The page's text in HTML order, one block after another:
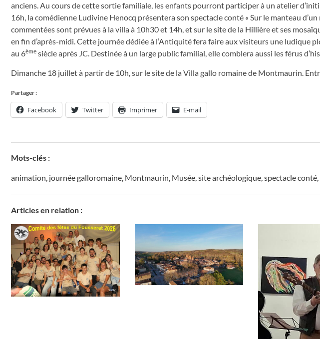
anciens. Au cours de cette sortie familiale, les enfants pourront participer à un atelier
16h, la comédienne Ludivine Henocq présentera son spectacle conté « Sur le manteau
commentées sont prévues à la villa à 10h30 et 14h, et sur le site de la Hillière et ses
en fin d’après-midi. Cette journée dédiée à l’Antiquité fera faire aux visiteurs une ludique
au 6ème siècle après JC. Destinée à un large public familial, elle comblera aussi les férus
Dimanche 18 juillet à partir de 10h, sur le site de la Villa gallo romaine de Montmaurin.
Partager :
Facebook Twitter Imprimer E-mail
Mots-clés :
animation, journée galloromaine, Montmaurin, Musée,site archéologique,spectacle conté,
Articles en relation :